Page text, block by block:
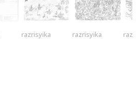
razrisyika razrisyika